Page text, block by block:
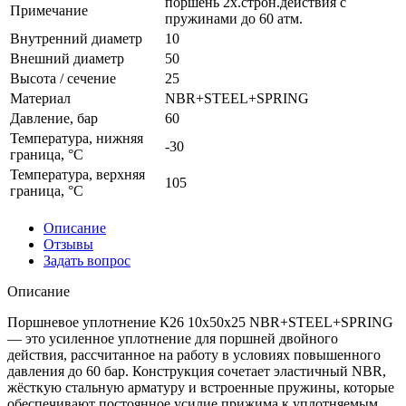
Примечание
пружинами до 60 атм.
Внутренний диаметр
10
Внешний диаметр
50
Высота / сечение
25
Материал
NBR+STEEL+SPRING
Давление, бар
60
Температура, нижняя
граница, °C
-30
Температура, верхняя
граница, °C
105
Описание
Отзывы
Задать вопрос
Описание
Поршневое уплотнение К26 10x50x25 NBR+STEEL+SPRING
— это усиленное уплотнение для поршней двойного
действия, рассчитанное на работу в условиях повышенного
давления до 60 бар. Конструкция сочетает эластичный NBR,
жёсткую стальную арматуру и встроенные пружины, которые